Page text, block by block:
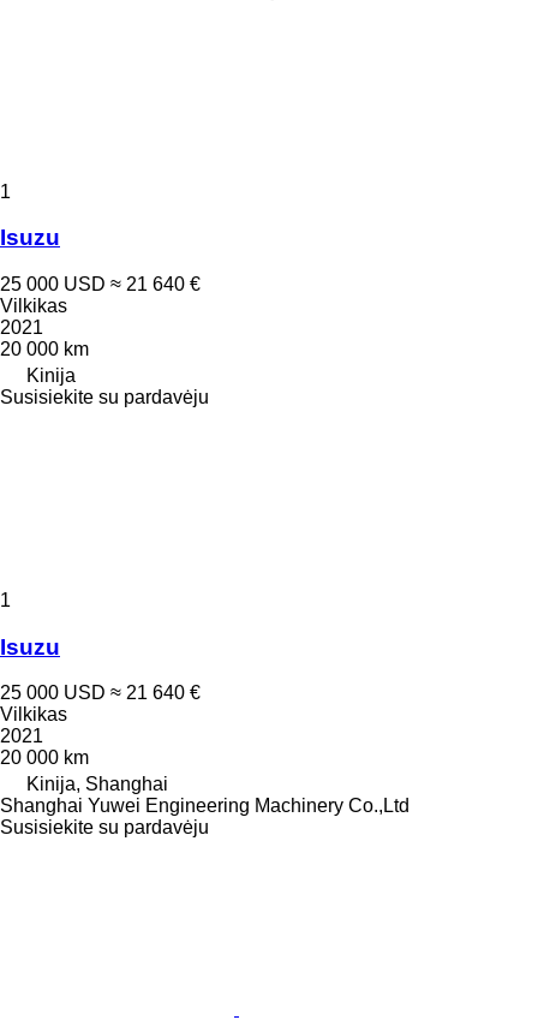
1
Isuzu
25 000 USD ≈ 21 640 €
Vilkikas
2021
20 000 km
Kinija
Susisiekite su pardavėju
1
Isuzu
25 000 USD ≈ 21 640 €
Vilkikas
2021
20 000 km
Kinija, Shanghai
Shanghai Yuwei Engineering Machinery Co.,Ltd
Susisiekite su pardavėju